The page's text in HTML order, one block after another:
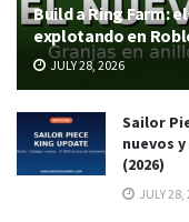
Build a Ring Farm:
explotando en
JULY 28, 2026
Sailor
nuevos
(2026)
JULY 28,